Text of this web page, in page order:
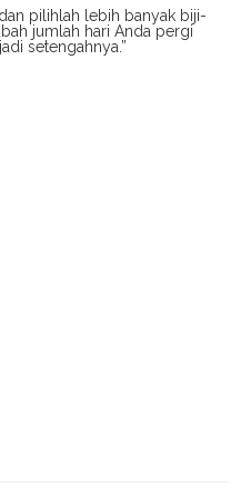
pilihlah lebih banyak biji-
jumlah hari Anda pergi
setengahnya.”